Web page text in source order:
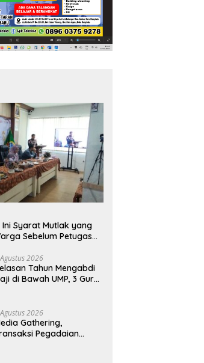
Ini Syarat Mutlak yang
Sebelum Petugas
2026
Tahun Mengabdi
di Bawah UMP, 3 Guru
2026
Gathering,
Pegadaian